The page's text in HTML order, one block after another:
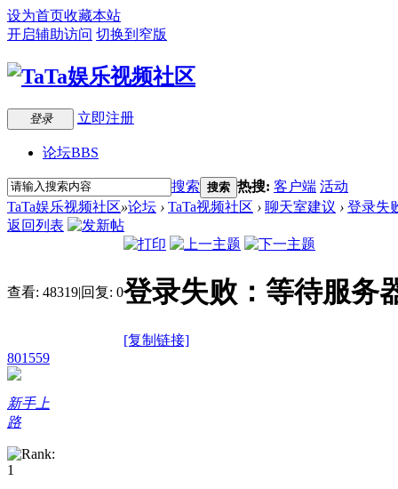
设为首页收藏本站
开启辅助访问 切换到窄版
登录 立即注册
论坛BBS
搜索 搜索 热搜: 客户端 活动
TaTa娱乐视频社区»论坛 › TaTa视频社区 › 聊天室建议 › 登录失
返回列表
查看: 48319|回复: 0登录失败：等待服务
[复制链接]
801559
新手上
路